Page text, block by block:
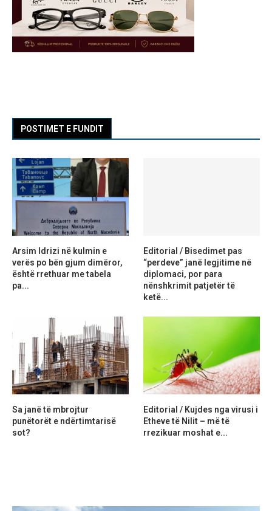
POSTIMET E FUNDIT
Arsim Idrizi në kulmin e
verës po bën gjum dimëror,
është rrethuar me tabela
pa...
Editorial / Bisedimet pas
“perdeve” janë legjitime në
diplomaci, por para
nënshkrimit patjetër të
ketë...
Sa janë të mbrojtur
punëtorët e ndërtimtarisë
sot?
Editorial / Kujdes nga virusi i
Etheve të Nilit – më të
rrezikuar moshat e...